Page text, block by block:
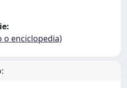
o enciclopedia)